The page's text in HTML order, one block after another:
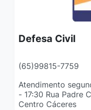
Defesa Civil
(65)99815-7759
Atendimento
- 17:30 Rua Padre
Centro Cáceres